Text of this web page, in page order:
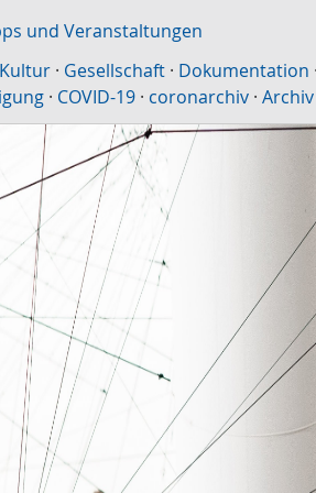
und Veranstaltungen
Kultur · Gesellschaft · Dokumentation
· COVID-19 · coronarchiv · Archiv